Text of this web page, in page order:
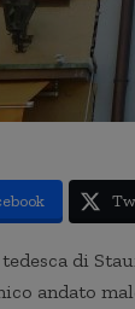
di
andato